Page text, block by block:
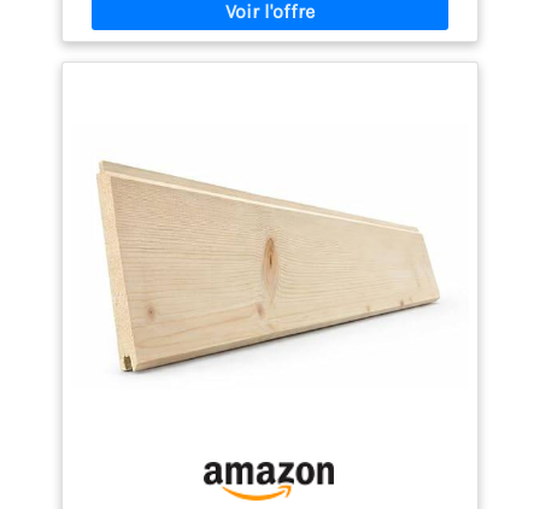
Utilisation polyvalente : convient pour les abris de
jardin, les carports, les saunas, les ruches, les
clôtures brise-vue, les soffites et les revêtements